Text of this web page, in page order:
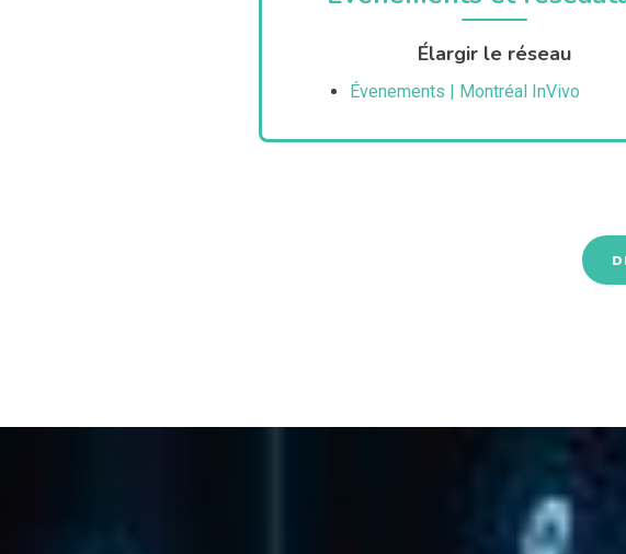
Élargir le réseau
Évenements | Montréal InVivo